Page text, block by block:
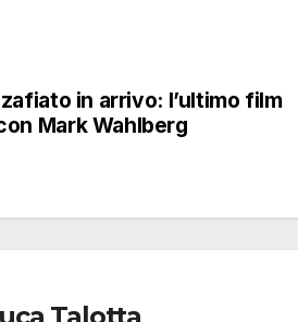
in arrivo: l’ultimo film
Mark Wahlberg